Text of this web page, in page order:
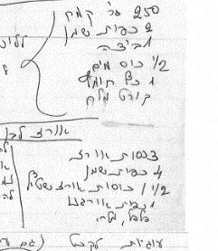
באתר:
אמצעי
תכני
בשפה
מבנה